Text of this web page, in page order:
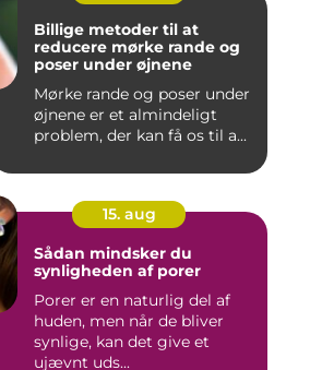
Billige metoder til at
reducere mørke rande og
poser under øjnene
Mørke rande og poser under
øjnene er et almindeligt
problem, der kan få os til a...
15. aug
Sådan mindsker du
synligheden af porer
Porer er en naturlig del af
huden, men når de bliver
synlige, kan det give et
ujævnt uds...